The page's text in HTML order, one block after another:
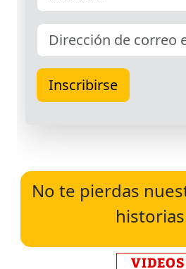
No te pierdas
historias
VIDEOS